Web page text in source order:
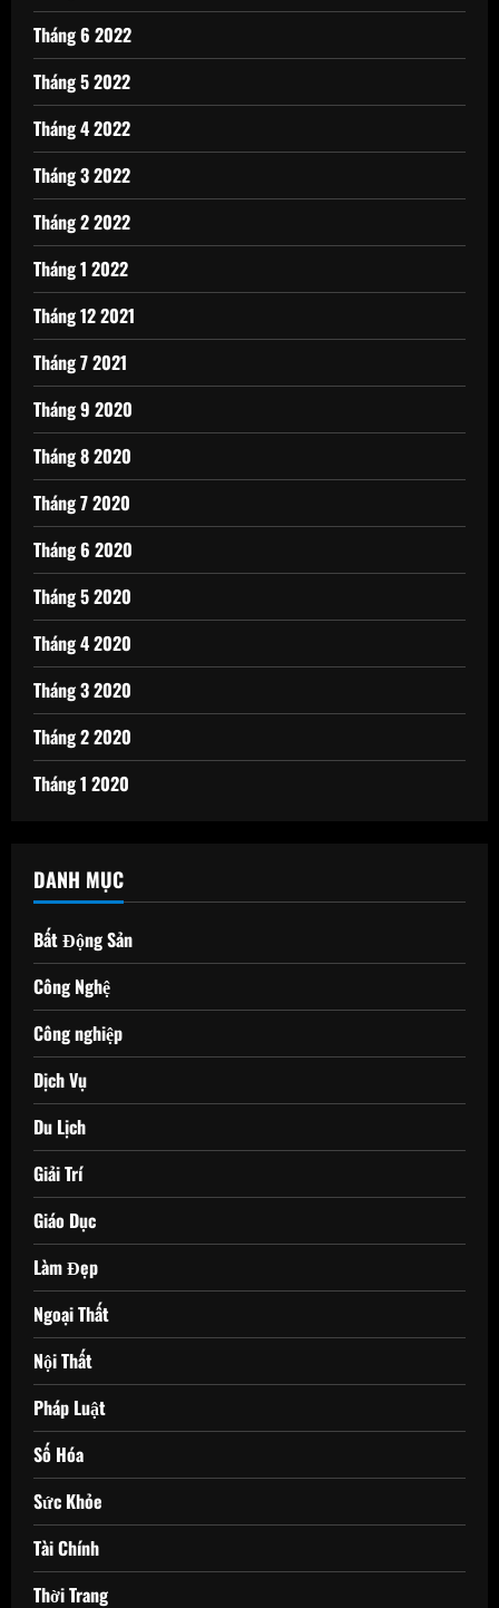
Tháng 6 2022
Tháng 5 2022
Tháng 4 2022
Tháng 3 2022
Tháng 2 2022
Tháng 1 2022
Tháng 12 2021
Tháng 7 2021
Tháng 9 2020
Tháng 8 2020
Tháng 7 2020
Tháng 6 2020
Tháng 5 2020
Tháng 4 2020
Tháng 3 2020
Tháng 2 2020
Tháng 1 2020
DANH MỤC
Bất Động Sản
Công Nghệ
Công nghiệp
Dịch Vụ
Du Lịch
Giải Trí
Giáo Dục
Làm Đẹp
Ngoại Thất
Nội Thất
Pháp Luật
Số Hóa
Sức Khỏe
Tài Chính
Thời Trang